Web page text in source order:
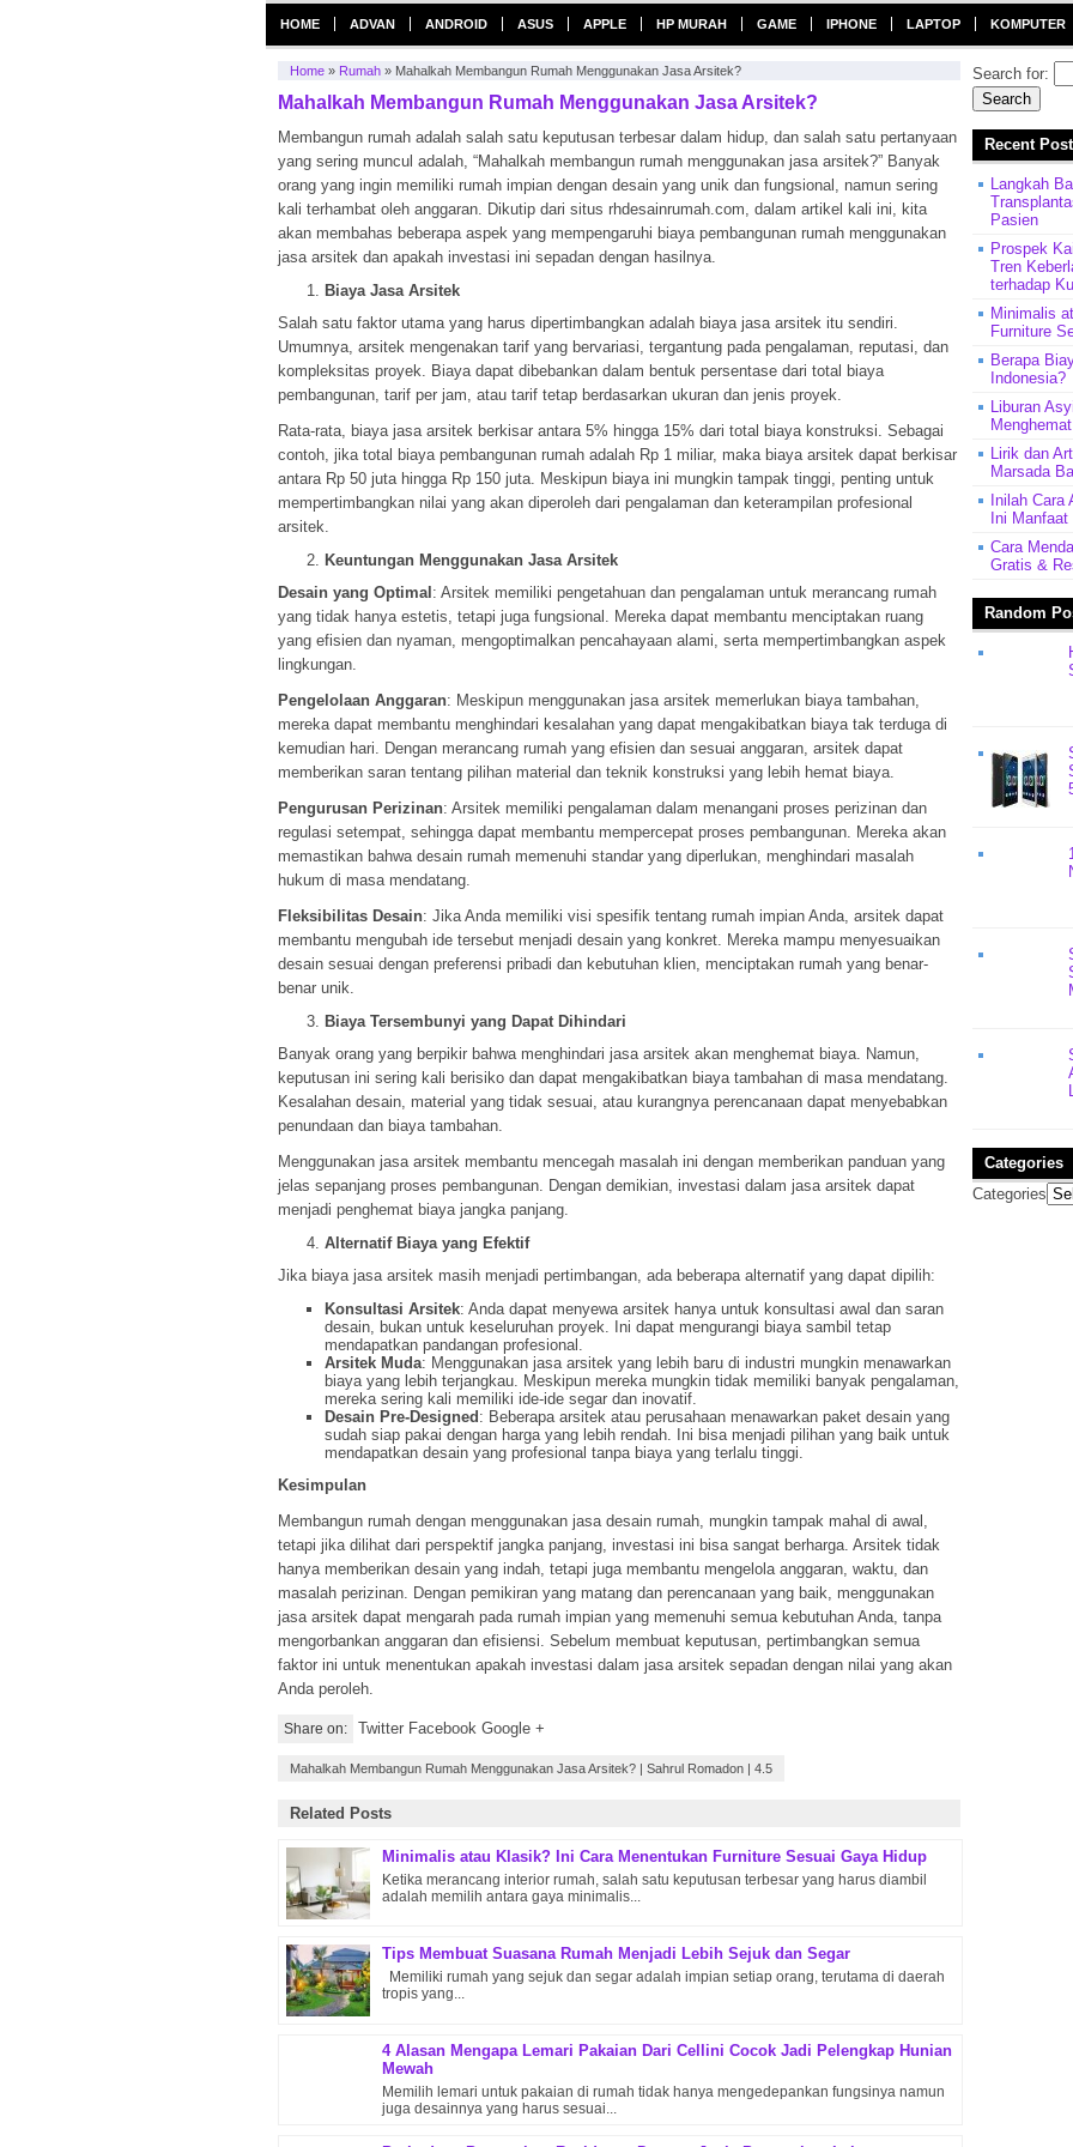
HOME ADVAN ANDROID ASUS APPLE HP MURAH GAME IPHONE LAPTOP KOMPUTER
Home » Rumah » Mahalkah Membangun Rumah Menggunakan Jasa Arsitek?
Mahalkah Membangun Rumah Menggunakan Jasa Arsitek?
Membangun rumah adalah salah satu keputusan terbesar dalam hidup, dan salah satu pertanyaan
yang sering muncul adalah, “Mahalkah membangun rumah menggunakan jasa arsitek?” Banyak
orang yang ingin memiliki rumah impian dengan desain yang unik dan fungsional, namun sering
kali terhambat oleh anggaran. Dikutip dari situs rhdesainrumah.com, dalam artikel kali ini, kita
akan membahas beberapa aspek yang mempengaruhi biaya pembangunan rumah menggunakan
jasa arsitek dan apakah investasi ini sepadan dengan hasilnya.
Biaya Jasa Arsitek
Salah satu faktor utama yang harus dipertimbangkan adalah biaya jasa arsitek itu sendiri.
Umumnya, arsitek mengenakan tarif yang bervariasi, tergantung pada pengalaman, reputasi, dan
kompleksitas proyek. Biaya dapat dibebankan dalam bentuk persentase dari total biaya
pembangunan, tarif per jam, atau tarif tetap berdasarkan ukuran dan jenis proyek.
Rata-rata, biaya jasa arsitek berkisar antara 5% hingga 15% dari total biaya konstruksi. Sebagai
contoh, jika total biaya pembangunan rumah adalah Rp 1 miliar, maka biaya arsitek dapat berkisar
antara Rp 50 juta hingga Rp 150 juta. Meskipun biaya ini mungkin tampak tinggi, penting untuk
mempertimbangkan nilai yang akan diperoleh dari pengalaman dan keterampilan profesional
arsitek.
Keuntungan Menggunakan Jasa Arsitek
Desain yang Optimal : Arsitek memiliki pengetahuan dan pengalaman untuk merancang rumah
yang tidak hanya estetis, tetapi juga fungsional. Mereka dapat membantu menciptakan ruang
yang efisien dan nyaman, mengoptimalkan pencahayaan alami, serta mempertimbangkan aspek
lingkungan.
Pengelolaan Anggaran: Meskipun menggunakan jasa arsitek memerlukan biaya tambahan,
mereka dapat membantu menghindari kesalahan yang dapat mengakibatkan biaya tak terduga di
kemudian hari. Dengan merancang rumah yang efisien dan sesuai anggaran, arsitek dapat
memberikan saran tentang pilihan material dan teknik konstruksi yang lebih hemat biaya.
Pengurusan Perizinan: Arsitek memiliki pengalaman dalam menangani proses perizinan dan
regulasi setempat, sehingga dapat membantu mempercepat proses pembangunan. Mereka akan
memastikan bahwa desain rumah memenuhi standar yang diperlukan, menghindari masalah
hukum di masa mendatang.
Fleksibilitas Desain: Jika Anda memiliki visi spesifik tentang rumah impian Anda, arsitek dapat
membantu mengubah ide tersebut menjadi desain yang konkret. Mereka mampu menyesuaikan
desain sesuai dengan preferensi pribadi dan kebutuhan klien, menciptakan rumah yang benar-
benar unik.
Biaya Tersembunyi yang Dapat Dihindari
Banyak orang yang berpikir bahwa menghindari jasa arsitek akan menghemat biaya. Namun,
keputusan ini sering kali berisiko dan dapat mengakibatkan biaya tambahan di masa mendatang.
Kesalahan desain, material yang tidak sesuai, atau kurangnya perencanaan dapat menyebabkan
penundaan dan biaya tambahan.
Menggunakan jasa arsitek membantu mencegah masalah ini dengan memberikan panduan yang
jelas sepanjang proses pembangunan. Dengan demikian, investasi dalam jasa arsitek dapat
menjadi penghemat biaya jangka panjang.
Alternatif Biaya yang Efektif
Jika biaya jasa arsitek masih menjadi pertimbangan, ada beberapa alternatif yang dapat dipilih:
Konsultasi Arsitek: Anda dapat menyewa arsitek hanya untuk konsultasi awal dan saran
desain, bukan untuk keseluruhan proyek. Ini dapat mengurangi biaya sambil tetap
mendapatkan pandangan profesional.
Arsitek Muda: Menggunakan jasa arsitek yang lebih baru di industri mungkin menawarkan
biaya yang lebih terjangkau. Meskipun mereka mungkin tidak memiliki banyak pengalaman,
mereka sering kali memiliki ide-ide segar dan inovatif.
Desain Pre-Designed : Beberapa arsitek atau perusahaan menawarkan paket desain yang
sudah siap pakai dengan harga yang lebih rendah. Ini bisa menjadi pilihan yang baik untuk
mendapatkan desain yang profesional tanpa biaya yang terlalu tinggi.
Kesimpulan
Membangun rumah dengan menggunakan jasa desain rumah, mungkin tampak mahal di awal,
tetapi jika dilihat dari perspektif jangka panjang, investasi ini bisa sangat berharga. Arsitek tidak
hanya memberikan desain yang indah, tetapi juga membantu mengelola anggaran, waktu, dan
masalah perizinan. Dengan pemikiran yang matang dan perencanaan yang baik, menggunakan
jasa arsitek dapat mengarah pada rumah impian yang memenuhi semua kebutuhan Anda, tanpa
mengorbankan anggaran dan efisiensi. Sebelum membuat keputusan, pertimbangkan semua
faktor ini untuk menentukan apakah investasi dalam jasa arsitek sepadan dengan nilai yang akan
Anda peroleh.
Share on: Twitter Facebook Google +
Mahalkah Membangun Rumah Menggunakan Jasa Arsitek? | Sahrul Romadon | 4.5
Related Posts
Minimalis atau Klasik? Ini Cara Menentukan Furniture Sesuai Gaya Hidup
Ketika merancang interior rumah, salah satu keputusan terbesar yang harus diambil
adalah memilih antara gaya minimalis...
Tips Membuat Suasana Rumah Menjadi Lebih Sejuk dan Segar
Memiliki rumah yang sejuk dan segar adalah impian setiap orang, terutama di daerah
tropis yang...
4 Alasan Mengapa Lemari Pakaian Dari Cellini Cocok Jadi Pelengkap Hunian
Mewah
Memilih lemari untuk pakaian di rumah tidak hanya mengedepankan fungsinya namun
juga desainnya yang harus sesuai...
Search for:
Recent
Langkah
Pasien
Prospek
Tren
terhadap
Minimalis
Furniture
Berapa
Indonesia?
Liburan
Lirik dan
Marsada
Inilah Cara
Ini
Cara
Gratis &
Random
Categories
Categories